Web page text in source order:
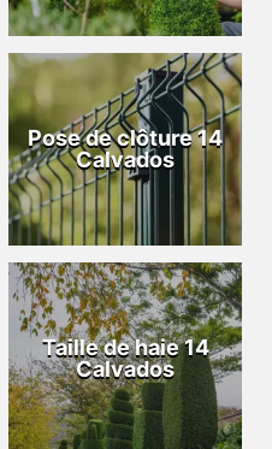
Pose de clôture 14
Calvados
Taille de haie 14
Calvados